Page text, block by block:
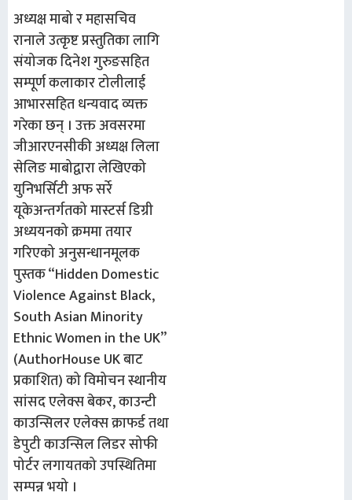
अध्यक्ष माबो र महासचिव
रानालेउत्कृष्ट प्रस्तुतिका लागि
संयोजक दिनेश गुरुङसहित
सम्पूर्ण कलाकार टोलीलाई
आभारसहित धन्यवाद व्यक्त
गरेका छन् । उक्त अवसरमा
जीआरएनसीकी अध्यक्ष लिला
सेलिङ माबोद्वारा लेखिएको
युनिभर्सिटी अफ सर्रे
यूकेअन्तर्गतकोमास्टर्स डिग्री
अध्ययनको क्रममा तयार
गरिएको अनुसन्धानमूलक
पुस्तक“Hidden Domestic
Violence Against Black,
South Asian Minority
Ethnic Women in the UK”
(AuthorHouse UKबाट
प्रकाशित) को विमोचन स्थानीय
सांसद एलेक्स बेकर,काउन्टी
काउन्सिलर एलेक्स क्राफर्ड तथा
डेपुटी काउन्सिल लिडर सोफी
पोर्टर लगायतको उपस्थितिमा
सम्पन्न भयो ।